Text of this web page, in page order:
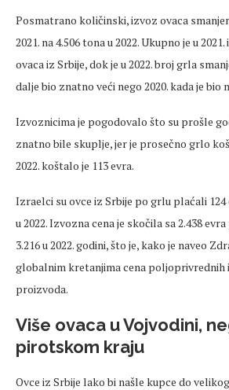
Posmatrano količinski, izvoz ovaca
2021. na 4.506 tona u 2022. Ukupno je u
ovaca iz Srbije, dok je u 2022. broj grla
dalje bio znatno veći nego 2020. kada je bio
Izvoznicima je pogodovalo što su prošle
znatno bile skuplje, jer je prosečno grlo
2022. koštalo je 113 evra.
Izraelci su ovce iz Srbije po grlu plaćali 124
u 2022. Izvozna cena je skočila sa 2.438
3.216 u 2022. godini, što je, kako je naveo
globalnim kretanjima cena poljoprivrednih
proizvoda.
Više ovaca u Vojvodini,
pirotskom kraju
Ovce iz Srbije lako bi našle kupce do